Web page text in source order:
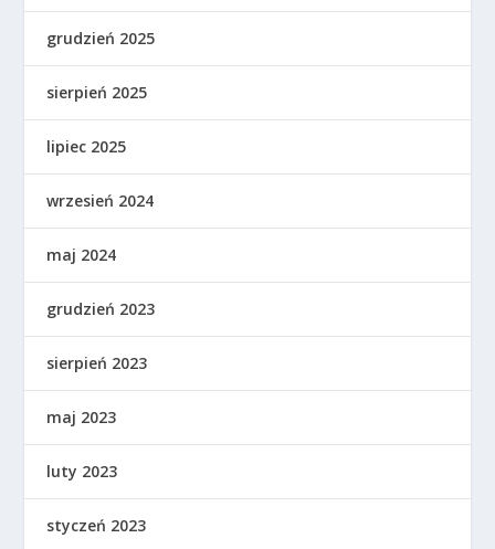
grudzień 2025
sierpień 2025
lipiec 2025
wrzesień 2024
maj 2024
grudzień 2023
sierpień 2023
maj 2023
luty 2023
styczeń 2023